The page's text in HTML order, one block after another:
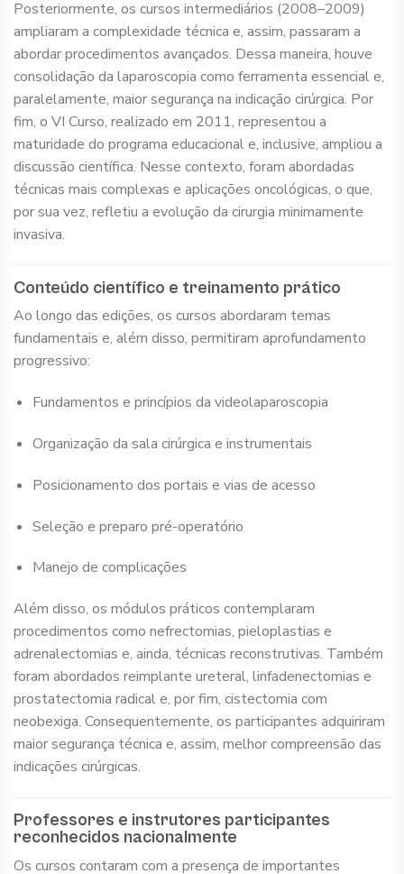
Posteriormente, os cursos intermediários (2008–2009)
ampliaram a complexidade técnica e, assim, passaram a
abordar procedimentos avançados. Dessa maneira, houve
consolidação da laparoscopia como ferramenta essencial e,
paralelamente, maior segurança na indicação cirúrgica. Por
fim, o VI Curso, realizado em 2011, representou a
maturidade do programa educacional e, inclusive, ampliou a
discussão científica. Nesse contexto, foram abordadas
técnicas mais complexas e aplicações oncológicas, o que,
por sua vez, refletiu a evolução da cirurgia minimamente
invasiva.
Conteúdo científico e treinamento prático
Ao longo das edições, os cursos abordaram temas
fundamentais e, além disso, permitiram aprofundamento
progressivo:
Fundamentos e princípios da videolaparoscopia
Organização da sala cirúrgica e instrumentais
Posicionamento dos portais e vias de acesso
Seleção e preparo pré-operatório
Manejo de complicações
Além disso, os módulos práticos contemplaram
procedimentos como nefrectomias, pieloplastias e
adrenalectomias e, ainda, técnicas reconstrutivas. Também
foram abordados reimplante ureteral, linfadenectomias e
prostatectomia radical e, por fim, cistectomia com
neobexiga. Consequentemente, os participantes adquiriram
maior segurança técnica e, assim, melhor compreensão das
indicações cirúrgicas.
Professores e instrutores participantes
reconhecidos nacionalmente
Os cursos contaram com a presença de importantes